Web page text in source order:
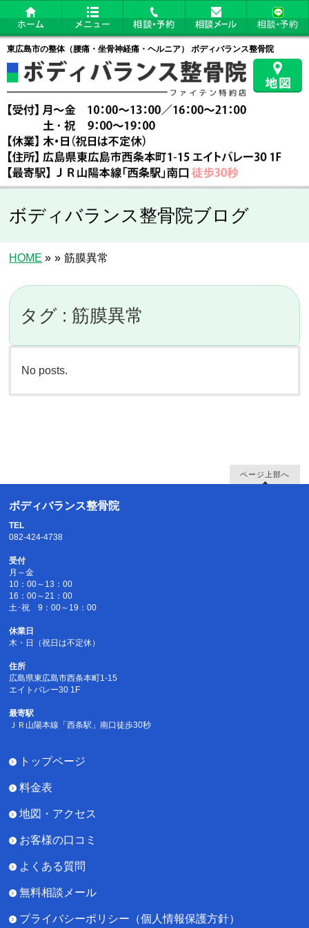
東広島市の整体（腰痛・坐骨神経痛・ヘルニア） ボディバランス整骨院
ボディバランス整骨院ブログ
HOME » » 筋膜異常
タグ : 筋膜異常
No posts.
ページ上部へ
ボディバランス整骨院
TEL
082-424-4738
受付
月～金
10：00～13：00
16：00～21：00
土･祝 9：00～19：00
休業日
木・日（祝日は不定休）
住所
広島県東広島市西条本町1-15
エイトバレー30 1F
最寄駅
ＪＲ山陽本線「西条駅」南口徒歩30秒
トップページ
料金表
地図・アクセス
お客様の口コミ
よくある質問
無料相談メール
プライバシーポリシー（個人情報保護方針）